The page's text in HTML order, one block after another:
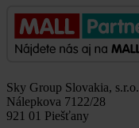
Sky Group Slovakia, s.r.o.
Nálepkova 7122/28
921 01 Piešťany